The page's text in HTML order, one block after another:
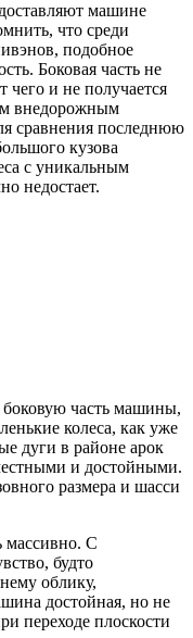
машине
что среди
подобное
Боковая часть не
и не получается
внедорожным
сравнения последнюю
кузова
с уникальным
недостает.
часть машины,
колеса, как уже
дуги в районе арок
и достойными.
размера и шасси
массивно. С
будто
облику,
достойная, но не
переходе плоскости